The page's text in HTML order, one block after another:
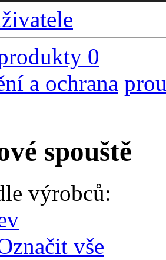
0
a ochrana
spouště
výrobců:
vše